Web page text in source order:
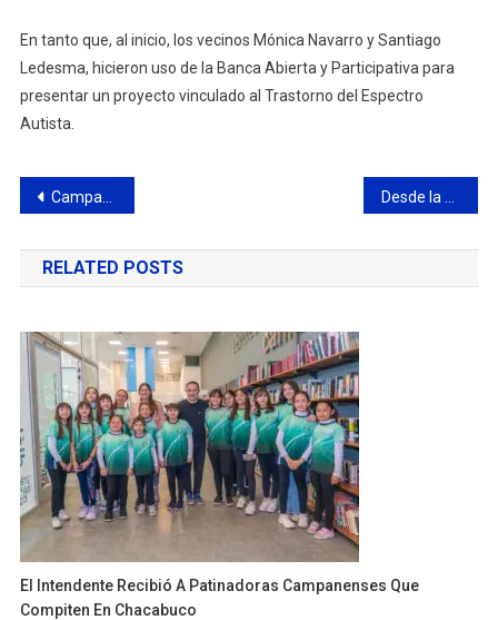
En tanto que, al inicio, los vecinos Mónica Navarro y Santiago
Ledesma, hicieron uso de la Banca Abierta y Participativa para
presentar un proyecto vinculado al Trastorno del Espectro
Autista.
Navegación
de
entradas
Campana Boat Club: agenda deportiva del fin de semana
RELATED POSTS
El Intendente Recibió A Patinadoras Campanenses Que
Compiten En Chacabuco